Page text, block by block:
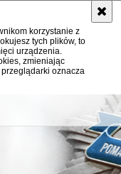
korzystanie z
tych plików, to
urządzenia.
zmieniając
oznacza